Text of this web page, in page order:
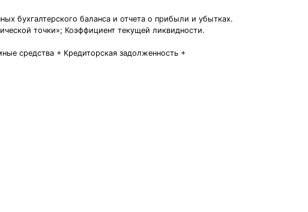
бухгалтерского баланса и отчета о прибыли и убытках.
точки»; Коэффициент текущей ликвидности.
средства + Кредиторская задолженность +